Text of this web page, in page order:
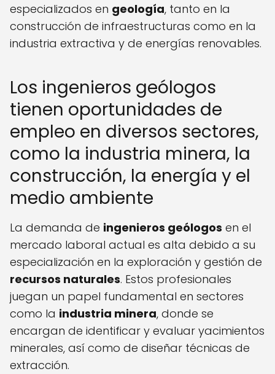
especializados en geología, tanto en la
construcción de infraestructuras como en la
industria extractiva y de energías renovables.
Los ingenieros geólogos
tienen oportunidades de
empleo en diversos sectores,
como la industria minera, la
construcción, la energía y el
medio ambiente
La demanda de ingenieros geólogos en el
mercado laboral actual es alta debido a su
especialización en la exploración y gestión de
recursos naturales. Estos profesionales
juegan un papel fundamental en sectores
como la industria minera, donde se
encargan de identificar y evaluar yacimientos
minerales, así como de diseñar técnicas de
extracción.